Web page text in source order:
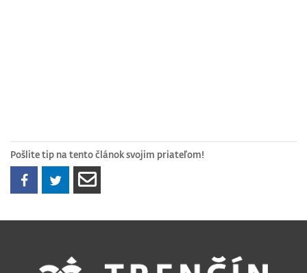
Pošlite tip na tento článok svojim priateľom!